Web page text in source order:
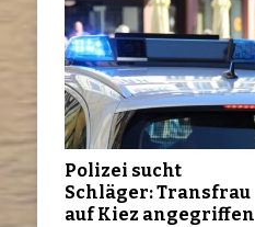
Polizei sucht
Schläger: Transfrau
auf Kiez angegriffen